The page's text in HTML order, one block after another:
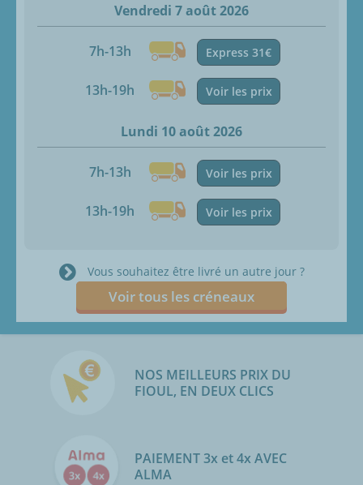
Vendredi 7 août 2026
7h-13h Express 31€
13h-19h Voir les prix
Lundi 10 août 2026
7h-13h Voir les prix
13h-19h Voir les prix
Vous souhaitez être livré un autre jour ?
Voir tous les créneaux
NOS MEILLEURS PRIX DU
FIOUL, EN DEUX CLICS
PAIEMENT 3x et 4x AVEC
ALMA